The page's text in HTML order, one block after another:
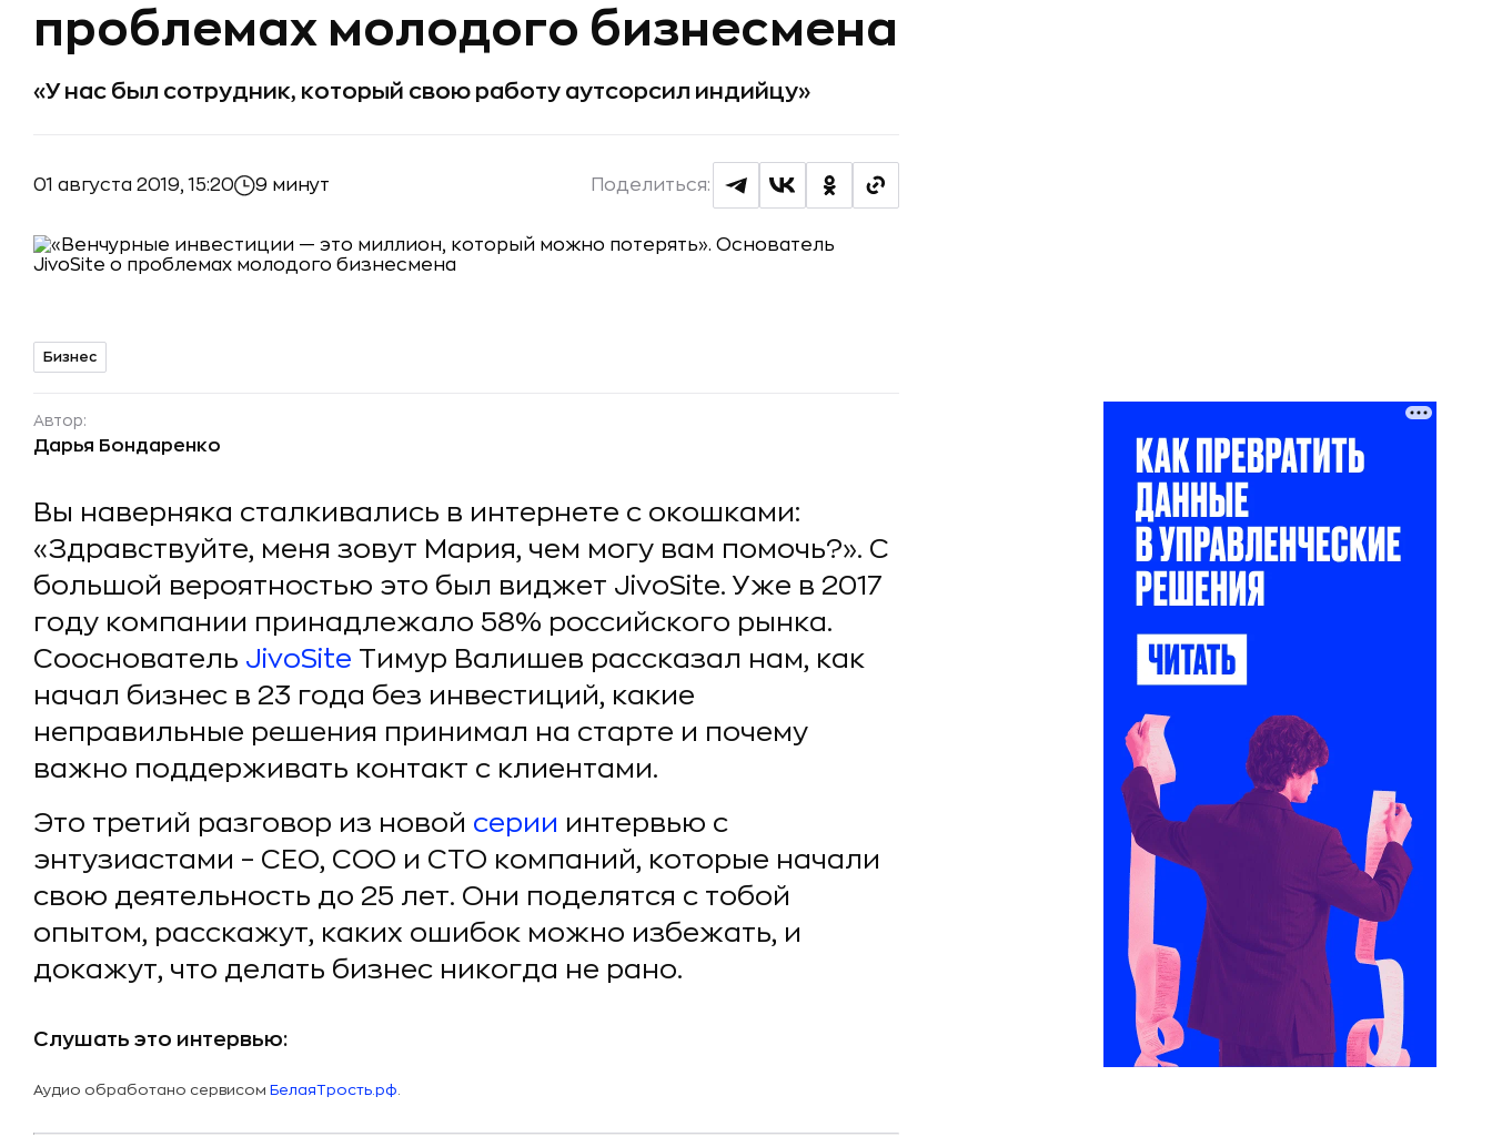
проблемах молодого бизнесмена
«У нас был сотрудник, который свою работу аутсорсил индийцу»
01 августа 2019, 15:20 9 минут Поделиться:
Бизнес
Автор:
Дарья Бондаренко
Вы наверняка сталкивались в интернете с окошками:
«Здравствуйте, меня зовут Мария, чем могу вам помочь?». С
большой вероятностью это был виджет JivoSite. Уже в 2017
году компании принадлежало 58% российского рынка.
Сооснователь JivoSite Тимур Валишев рассказал нам, как
начал бизнес в 23 года без инвестиций, какие
неправильные решения принимал на старте и почему
важно поддерживать контакт с клиентами.
Это третий разговор из новой серии интервью с
энтузиастами – СЕО, СОО и СТО компаний, которые начали
свою деятельность до 25 лет. Они поделятся с тобой
опытом, расскажут, каких ошибок можно избежать, и
докажут, что делать бизнес никогда не рано.
Слушать это интервью:
Аудио обработано сервисом БелаяТрость.рф